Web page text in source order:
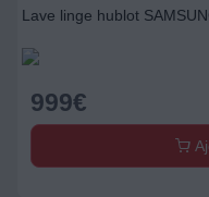
Lave linge hublot
999€